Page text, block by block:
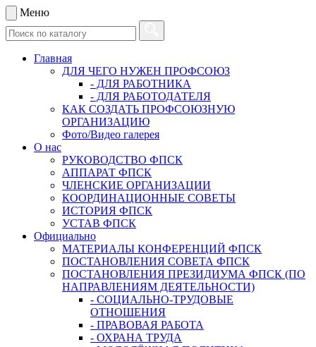
Меню
Главная
ДЛЯ ЧЕГО НУЖЕН ПРОФСОЮЗ
- ДЛЯ РАБОТНИКА
- ДЛЯ РАБОТОДАТЕЛЯ
КАК СОЗДАТЬ ПРОФСОЮЗНУЮ
ОРГАНИЗАЦИЮ
Фото/Видео галерея
О нас
РУКОВОДСТВО ФПСК
АППАРАТ ФПСК
ЧЛЕНСКИЕ ОРГАНИЗАЦИИ
КООРДИНАЦИОННЫЕ СОВЕТЫ
ИСТОРИЯ ФПСК
УСТАВ ФПСК
Официально
МАТЕРИАЛЫ КОНФЕРЕНЦИЙ ФПСК
ПОСТАНОВЛЕНИЯ СОВЕТА ФПСК
ПОСТАНОВЛЕНИЯ ПРЕЗИДИУМА ФПСК (ПО
НАПРАВЛЕНИЯМ ДЕЯТЕЛЬНОСТИ)
- СОЦИАЛЬНО-ТРУДОВЫЕ
ОТНОШЕНИЯ
- ПРАВОВАЯ РАБОТА
- ОХРАНА ТРУДА